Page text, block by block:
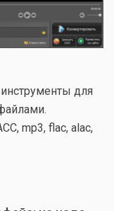
для
mp3, flac, alac,